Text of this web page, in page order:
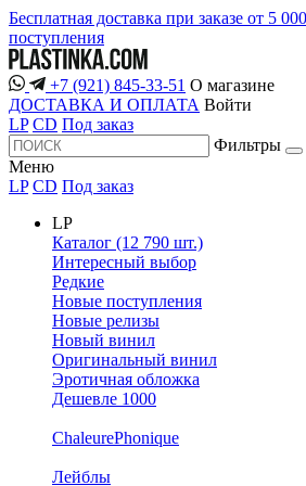
Бесплатная доставка при заказе от 5
поступления
+7 (921) 845-33-51 О магазине
ДОСТАВКА И ОПЛАТА Войти
LP CD Под заказ
Фильтры
Меню
LP CD Под заказ
LP
Каталог (12 790 шт.)
Интересный выбор
Редкие
Новые поступления
Новые релизы
Новый винил
Оригинальный винил
Эротичная обложка
Дешевле 1000
ChaleurePhonique
Лейблы